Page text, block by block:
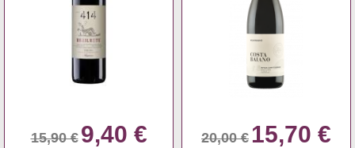
15,90 € 9,40 € 20,00 € 15,70 €